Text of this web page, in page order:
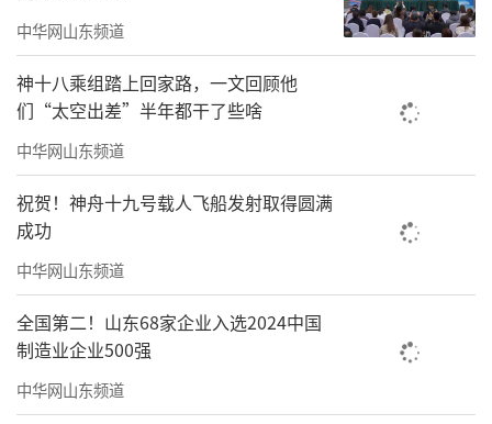
中华网山东频道
神十八乘组踏上回家路，一文回顾他
们“太空出差”半年都干了些啥
中华网山东频道
祝贺！神舟十九号载人飞船发射取得圆满
成功
中华网山东频道
全国第二！山东68家企业入选2024中国
制造业企业500强
中华网山东频道